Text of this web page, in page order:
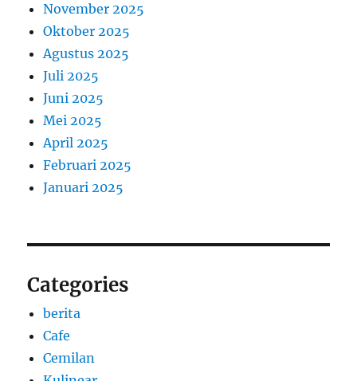
November 2025
Oktober 2025
Agustus 2025
Juli 2025
Juni 2025
Mei 2025
April 2025
Februari 2025
Januari 2025
Categories
berita
Cafe
Cemilan